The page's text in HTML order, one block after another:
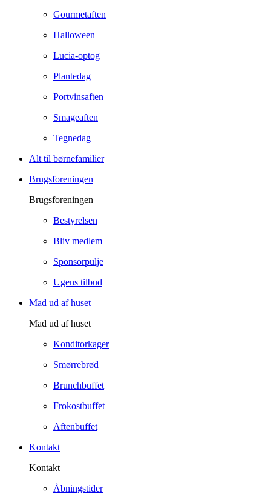
Gourmetaften
Halloween
Lucia-optog
Plantedag
Portvinsaften
Smageaften
Tegnedag
Alt til børnefamilier
Brugsforeningen
Brugsforeningen
Bestyrelsen
Bliv medlem
Sponsorpulje
Ugens tilbud
Mad ud af huset
Mad ud af huset
Konditorkager
Smørrebrød
Brunchbuffet
Frokostbuffet
Aftenbuffet
Kontakt
Kontakt
Åbningstider